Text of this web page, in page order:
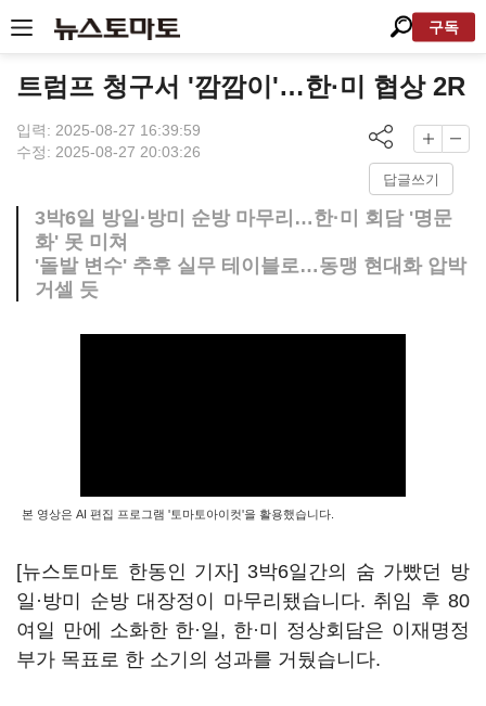
구독
트럼프 청구서 '깜깜이'…한·미 협상 2R
입력: 2025-08-27 16:39:59
수정: 2025-08-27 20:03:26
답글쓰기
3박6일 방일·방미 순방 마무리…한·미 회담 '명문
화' 못 미쳐
'돌발 변수' 추후 실무 테이블로…동맹 현대화 압박
거셀 듯
본 영상은 AI 편집 프로그램 '토마토아이컷'을 활용했습니다.
[뉴스토마토 한동인 기자] 3박6일간의 숨 가빴던 방
일·방미 순방 대장정이 마무리됐습니다. 취임 후 80
여일 만에 소화한 한·일, 한·미 정상회담은 이재명정
부가 목표로 한 소기의 성과를 거뒀습니다.